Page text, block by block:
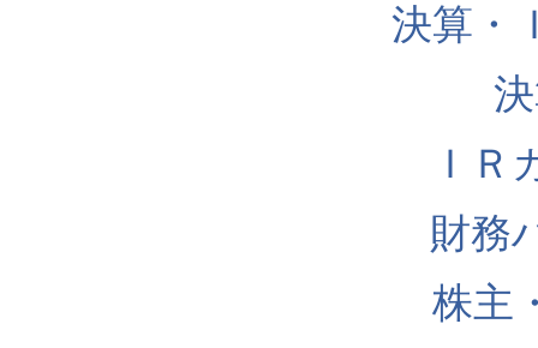
決算・
ＩＲ
財務
株主